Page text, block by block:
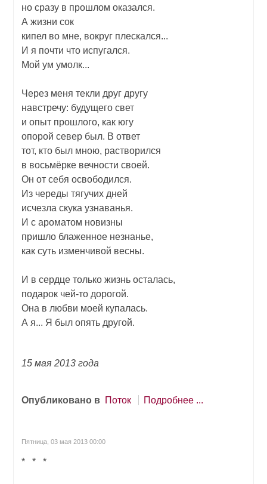
но сразу в прошлом оказался.
А жизни сок
кипел во мне, вокруг плескался...
И я почти что испугался.
Мой ум умолк...
Через меня текли друг другу
навстречу: будущего свет
и опыт прошлого, как югу
опорой север был. В ответ
тот, кто был мною, растворился
в восьмёрке вечности своей.
Он от себя освободился.
Из череды тягучих дней
исчезла скука узнаванья.
И с ароматом новизны
пришло блаженное незнанье,
как суть изменчивой весны.
И в сердце только жизнь осталась,
подарок чей-то дорогой.
Она в любви моей купалась.
А я... Я был опять другой.
15 мая 2013 года
Опубликовано в Поток Подробнее ...
Пятница, 03 мая 2013 00:00
* * *